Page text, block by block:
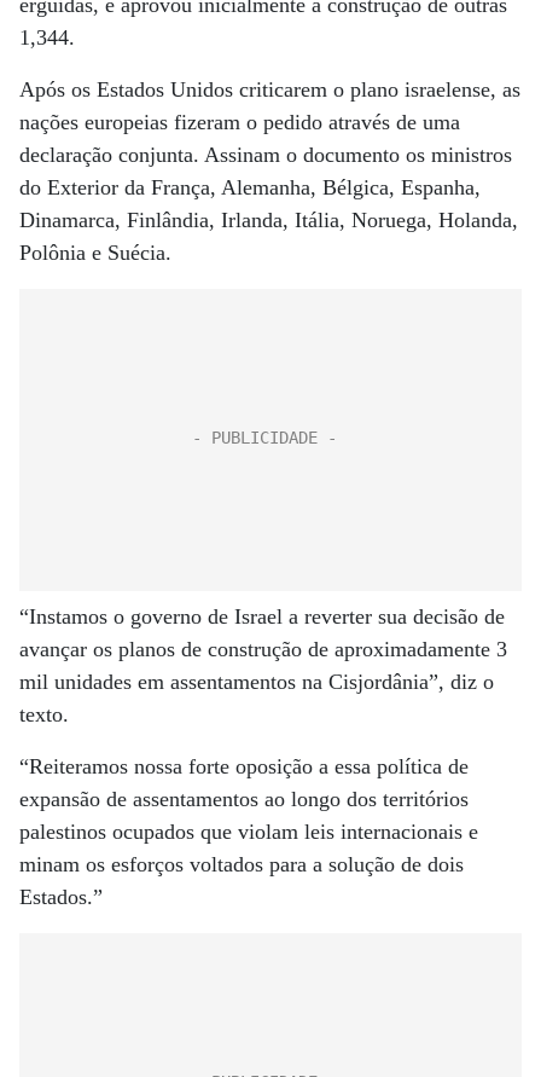
erguidas, e aprovou inicialmente a construção de outras
1,344.
Após os Estados Unidos criticarem o plano israelense, as
nações europeias fizeram o pedido através de uma
declaração conjunta. Assinam o documento os ministros
do Exterior da França, Alemanha, Bélgica, Espanha,
Dinamarca, Finlândia, Irlanda, Itália, Noruega, Holanda,
Polônia e Suécia.
“Instamos o governo de Israel a reverter sua decisão de
avançar os planos de construção de aproximadamente 3
mil unidades em assentamentos na Cisjordânia”, diz o
texto.
“Reiteramos nossa forte oposição a essa política de
expansão de assentamentos ao longo dos territórios
palestinos ocupados que violam leis internacionais e
minam os esforços voltados para a solução de dois
Estados.”